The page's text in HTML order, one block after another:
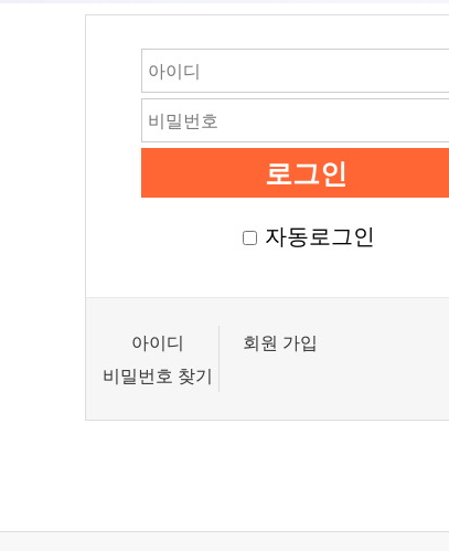
자동로그인
아이디
비밀번호 찾기
회원 가입